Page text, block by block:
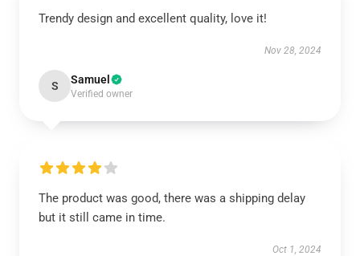
Trendy design and excellent quality, love it!
Nov 28, 2024
S Samuel
Verified owner
The product was good, there was a shipping delay
but it still came in time.
Oct 1, 2024